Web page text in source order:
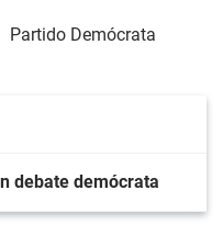
Partido Demócrata
debate demócrata